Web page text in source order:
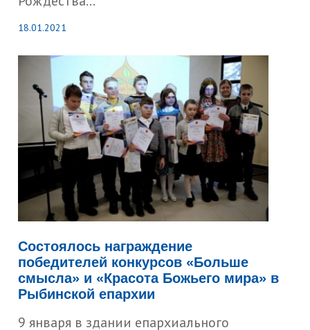
18.01.2021
Состоялось награждение
победителей конкурсов «Больше
смысла» и «Красота Божьего мира» в
Рыбинской епархии
9 января в здании епархиального